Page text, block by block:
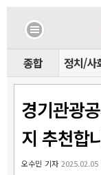
종합 정치/사
경기관광
지 추천합
오수민 기자2025.02.05